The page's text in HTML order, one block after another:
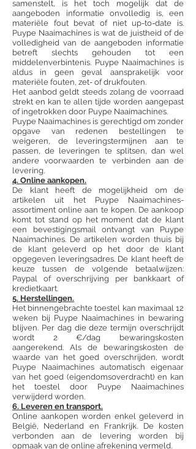
samenstelt, is het toch mogelijk dat de
aangeboden informatie onvolledig is, een
materiële fout bevat of niet up-to-date is.
Puype Naaimachines is wat de juistheid of de
volledigheid van de aangeboden informatie
betreft slechts gehouden tot een
middelenverbintenis. Puype Naaimachines is
aldus in geen geval aansprakelijk voor
materiële fouten, zet- of drukfouten.
Het aanbod geldt steeds zolang de voorraad
strekt en kan te allen tijde worden aangepast
of ingetrokken door Puype Naaimachines.
Puype Naaimachines is gerechtigd om zonder
opgave van redenen bestellingen te
weigeren, de leveringstermijnen aan te
passen, de leveringen te splitsen, dan wel
andere voorwaarden te verbinden aan de
levering.
4. Online aankopen.
De klant heeft de mogelijkheid om de
artikelen uit het Puype Naaimachines-
assortiment online aan te kopen. De aankoop
komt tot stand op het moment dat de klant
een bevestigingsmail ontvangt van Puype
Naaimachines. De artikelen worden thuis bij
de klant geleverd op het door de klant
opgegeven leveringsadres. De klant heeft de
keuze tussen de volgende betaalwijzen:
Paypal of overschrijving per bankkaart of
kredietkaart.
5. Herstellingen.
Het binnengebrachte toestel kan maximaal 12
weken bij Puype Naaimachines in bewaring
blijven. Per dag die deze termijn overschrijdt
wordt 2 €/dag bewaringskosten
aangerekend. Als de bewaringskosten de
waarde van het goed overschrijden, wordt
Puype Naaimachines automatisch eigenaar
van het goed (eigendomsoverdracht) en kan
het toestel door Puype Naaimachines
verwijderd worden.
6. Leveren en transport.
Online aankopen worden enkel geleverd in
België, Nederland en Frankrijk. De kosten
verbonden aan de levering worden bij
opmaak van de online afrekening vermeld.